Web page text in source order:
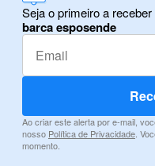
Seja o primeiro a
barca esposende
Ao criar este alerta por e-mail,
nosso Política de Privacidade .
momento.